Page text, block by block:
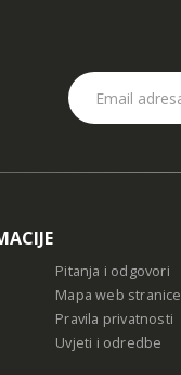
Pitanja i odgovori
Mapa web stranice
Pravila privatnosti
Uvjeti i odredbe